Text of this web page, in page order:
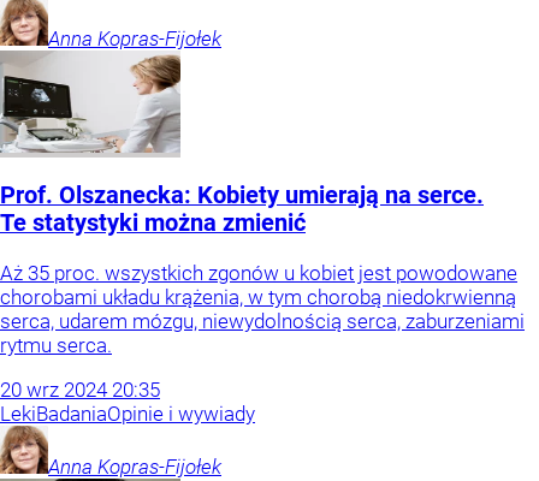
Anna Kopras-Fijołek
Prof. Olszanecka: Kobiety umierają na serce.
Te statystyki można zmienić
Aż 35 proc. wszystkich zgonów u kobiet jest powodowane
chorobami układu krążenia, w tym chorobą niedokrwienną
serca, udarem mózgu, niewydolnością serca, zaburzeniami
rytmu serca.
20 wrz 2024 20:35
LekiBadaniaOpinie i wywiady
Anna Kopras-Fijołek